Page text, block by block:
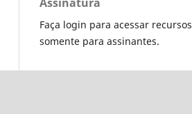
Faça login para acessar recursos
somente para assinantes.